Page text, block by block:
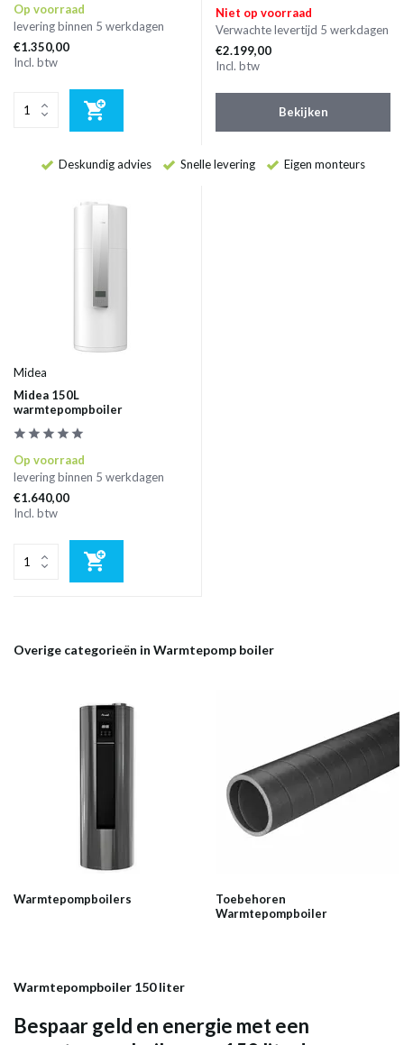
Op voorraad
levering binnen 5 werkdagen
€1.350,00
Incl. btw
Niet op voorraad
Verwachte levertijd 5 werkdagen
€2.199,00
Incl. btw
Bekijken
Deskundig advies Snelle levering Eigen monteurs
Midea
Midea 150L
warmtepompboiler
Op voorraad
levering binnen 5 werkdagen
€1.640,00
Incl. btw
Overige categorieën in Warmtepomp boiler
Warmtepompboilers
Toebehoren
Warmtepompboiler
Warmtepompboiler 150 liter
Bespaar geld en energie met een